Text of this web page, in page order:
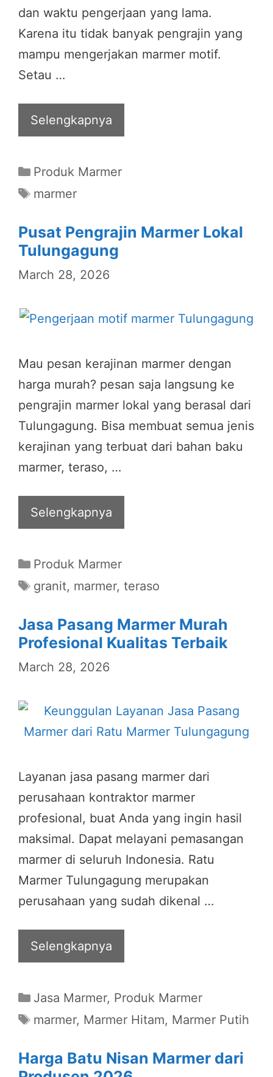
dan waktu pengerjaan yang lama.
Karena itu tidak banyak pengrajin yang
mampu mengerjakan marmer motif.
Setau …
Selengkapnya
Categories
Produk Marmer
Tags
marmer
Pusat Pengrajin Marmer Lokal
Tulungagung
March 28, 2026
Mau pesan kerajinan marmer dengan
harga murah? pesan saja langsung ke
pengrajin marmer lokal yang berasal dari
Tulungagung. Bisa membuat semua jenis
kerajinan yang terbuat dari bahan baku
marmer, teraso, …
Selengkapnya
Categories
Produk Marmer
Tags
granit, marmer, teraso
Jasa Pasang Marmer Murah
Profesional Kualitas Terbaik
March 28, 2026
Layanan jasa pasang marmer dari
perusahaan kontraktor marmer
profesional, buat Anda yang ingin hasil
maksimal. Dapat melayani pemasangan
marmer di seluruh Indonesia. Ratu
Marmer Tulungagung merupakan
perusahaan yang sudah dikenal …
Selengkapnya
Categories
Jasa Marmer, Produk Marmer
Tags
marmer, Marmer Hitam, Marmer Putih
Harga Batu Nisan Marmer dari